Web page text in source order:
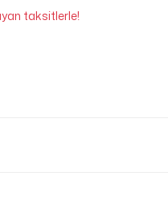
taksitlerle!